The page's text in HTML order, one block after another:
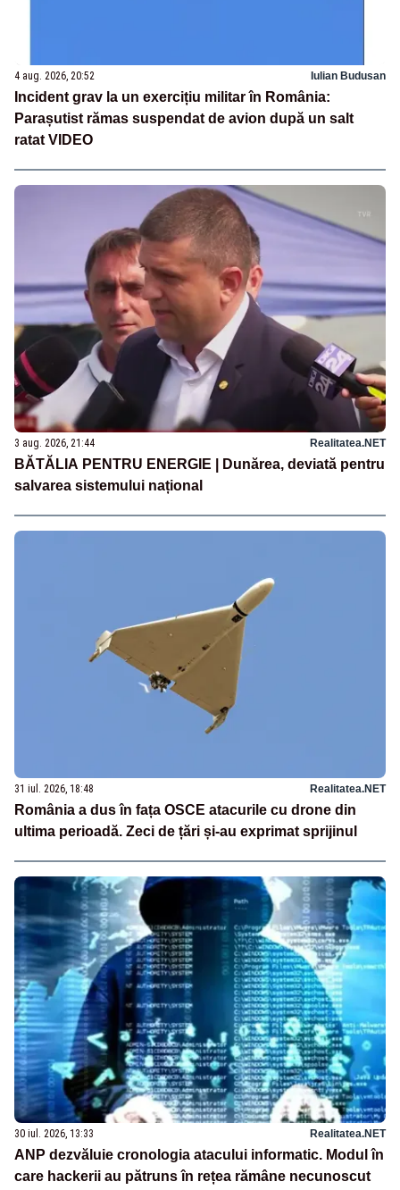
4 aug. 2026, 20:52 Iulian Budusan
Incident grav la un exercițiu militar în România:
Parașutist rămas suspendat de avion după un salt
ratat VIDEO
3 aug. 2026, 21:44 Realitatea.NET
BĂTĂLIA PENTRU ENERGIE | Dunărea, deviată pentru
salvarea sistemului național
31 iul. 2026, 18:48 Realitatea.NET
România a dus în fața OSCE atacurile cu drone din
ultima perioadă. Zeci de țări și-au exprimat sprijinul
30 iul. 2026, 13:33 Realitatea.NET
ANP dezvăluie cronologia atacului informatic. Modul în
care hackerii au pătruns în rețea rămâne necunoscut